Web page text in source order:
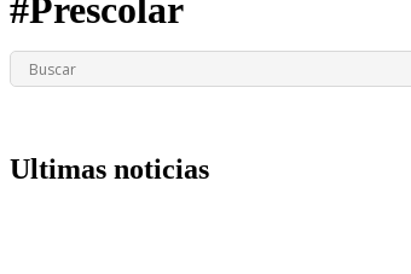
#Prescolar
Ultimas noticias